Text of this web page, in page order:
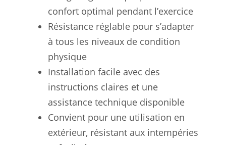
confort optimal pendant l’exercice
Résistance réglable pour s’adapter
à tous les niveaux de condition
physique
Installation facile avec des
instructions claires et une
assistance technique disponible
Convient pour une utilisation en
extérieur, résistant aux intempéries